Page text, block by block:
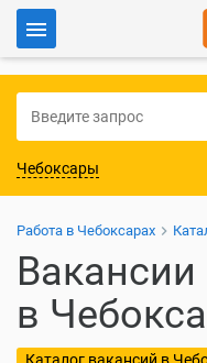
Для работодателей
Чебоксары
Работа в Чебоксарах
в